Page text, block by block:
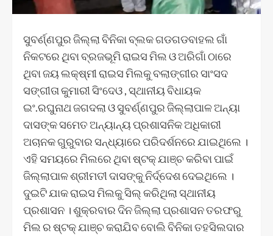
ସୁବର୍ଣ୍ଣପୁର ଜିଲ୍ଲା ବିନିକା ବ୍ଲକ ଗଡଗଡବାହଲ ଗାଁ
ନିକଟରେ ଥିବା ବ୍ରଜଭୂମି ରାଇସ ମିଲ ଓ ଅରିଗାଁ ଠାରେ
ଥିବା ଜୟ ଲକ୍ଷ୍ମୀ ରାଇସ ମିଲକୁ ବଲାଙ୍ଗୀର ସାଂସଦ
ସଙ୍ଗୀତା କୁମାରୀ ସିଂଦେଓ , ସ୍ଥାନୀୟ ବିଧାୟକ
ଇଂ.ରଘୁନାଥ ଜଗଦଲା ଓ ସୁବର୍ଣ୍ଣପୁର ଜିଲ୍ଲାପାଳ ଅନ୍ୟା
ଦାସଙ୍କ ସମେତ ଅନ୍ୟାନ୍ୟ ପ୍ରଶାସନିକ ଅଧିକାରୀ
ଅଚାନକ ଗୁରୁବାର ସନ୍ଧ୍ୟାରେ ପରିଦର୍ଶନରେ ଯାଇଥିଲେ ।
ଏହି ସମୟରେ ମିଲରେ ଥିବା ଷ୍ଟକ୍ ଯାଞ୍ଚ କରିବା ପାଇଁ
ଜିଲ୍ଲାପାଳ ଶ୍ରୀମତୀ ଦାସଙ୍କୁ ନିର୍ଦ୍ଦେଶ ଦେଇଥିଲେ ।
ଦୁଇଟି ଯାକ ରାଇସ ମିଲକୁ ସିଲ୍ କରିଥିଲା ସ୍ଥାନୀୟ
ପ୍ରଶାସନ । ଶୁକ୍ରବାର ଦିନ ଜିଲ୍ଲା ପ୍ରଶାସନ ତରଫରୁ
ମିଲ ର ଷ୍ଟକ୍ ଯାଞ୍ଚ କରାଯିବ ବୋଲି ବିନିକା ତହସିଲଦାର